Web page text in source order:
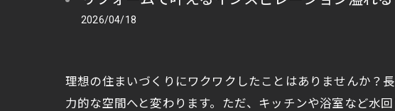
2026/04/18
理想の住まいづくりにワクワクしたことはありませんか？
力的な空間へと変わります。ただ、キッチンや浴室など水